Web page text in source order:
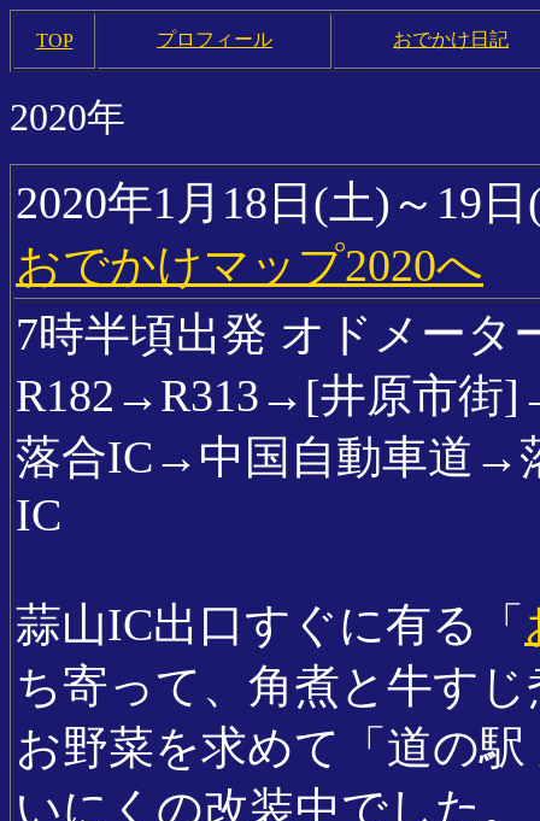
TOP プロフィール おでかけ日記
2020年
2020年1月18日(土)～
おでかけマップ2020へ
7時半頃出発 オドメータ
R182→R313→[井原市
落合IC→中国自動車道→
IC
蒜山IC出口すぐに有る「
ち寄って、角煮と牛す
お野菜を求めて「道の
いにくの改装中でした。